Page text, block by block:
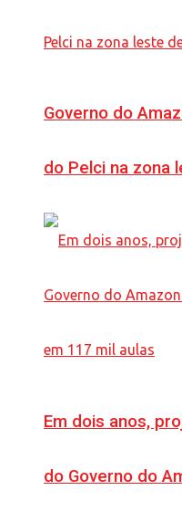
Governo do
do Pelci na zona
Em dois anos,
do Governo do